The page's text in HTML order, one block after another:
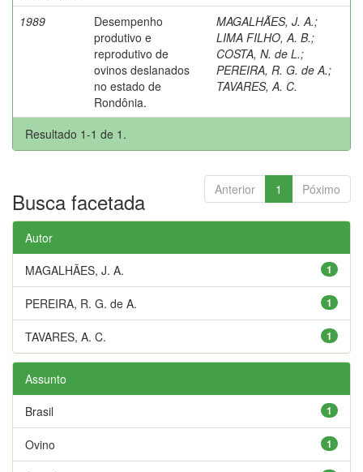
1989
Desempenho
produtivo e
reprodutivo de
ovinos deslanados
no estado de
Rondônia.
MAGALHÃES, J. A.;
LIMA FILHO, A. B.;
COSTA, N. de L.;
PEREIRA, R. G. de A.;
TAVARES, A. C.
Resultado 1-1 de 1.
Anterior 1 Póximo
Busca facetada
Autor
1
MAGALHÃES, J. A.
1
PEREIRA, R. G. de A.
1
TAVARES, A. C.
Assunto
1
Brasil
1
Ovino